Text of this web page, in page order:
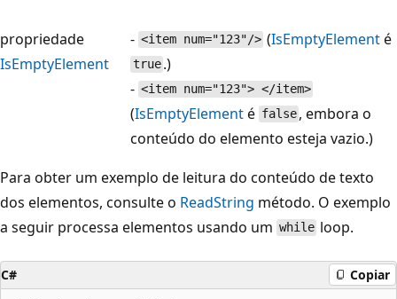
propriedade
IsEmptyElement
- <item num="123"/> (IsEmptyElementé
true .)
- <item num="123"> </item>
(IsEmptyElementé false , embora o
conteúdo do elemento esteja vazio.)
Para obter um exemplo de leitura do conteúdo de texto
dos elementos, consulte o ReadString método. O exemplo
a seguir processa elementos usando um while loop.
C# Copiar